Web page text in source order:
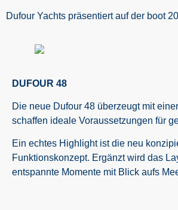
Dufour Yachts präsentiert auf der boot
DUFOUR 48
Die neue Dufour 48 überzeugt mit
schaffen ideale Voraussetzungen für
Ein echtes Highlight ist die neu
Funktionskonzept. Ergänzt wird das
entspannte Momente mit Blick aufs